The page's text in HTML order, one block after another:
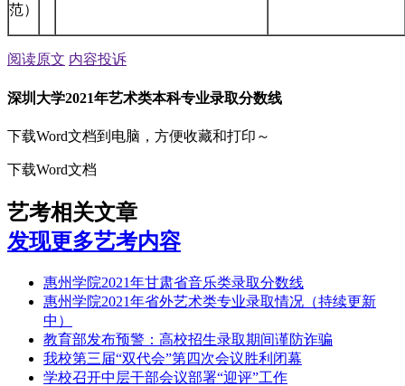
范）
阅读原文 内容投诉
深圳大学2021年艺术类本科专业录取分数线
下载Word文档到电脑，方便收藏和打印～
下载Word文档
艺考相关文章
发现更多艺考内容
惠州学院2021年甘肃省音乐类录取分数线
惠州学院2021年省外艺术类专业录取情况（持续更新
中）
教育部发布预警：高校招生录取期间谨防诈骗
我校第三届“双代会”第四次会议胜利闭幕
学校召开中层干部会议部署“迎评”工作